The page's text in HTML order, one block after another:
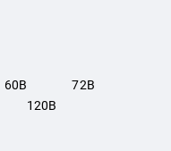
60В 72В
120В